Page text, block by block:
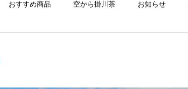
おすすめ商品 空から掛川茶 お知らせ